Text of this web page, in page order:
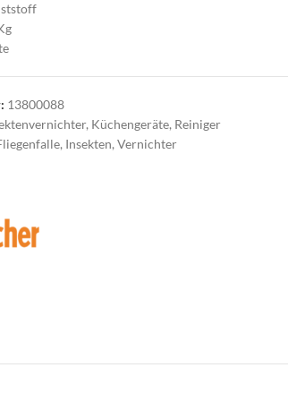
13800088
, Küchengeräte, Reiniger
, Insekten, Vernichter